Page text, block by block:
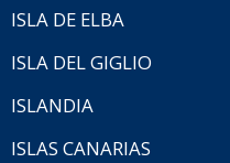
ISLA DE ELBA
ISLA DEL GIGLIO
ISLANDIA
ISLAS CANARIAS